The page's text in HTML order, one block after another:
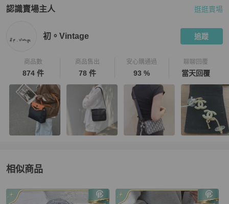
認識賣場主人
PopChill 拍拍圈嚴選賣家
逛逛賣場
初。Vintage 追蹤
商品數
874 件
商品售出
78 件
安心購通過
93 %
聊聊回覆
當天回覆
相似商品
更多相似Dior女包推薦精品